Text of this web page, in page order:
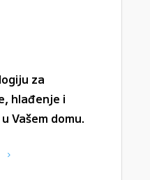
za
hlađenje i
Vašem domu.